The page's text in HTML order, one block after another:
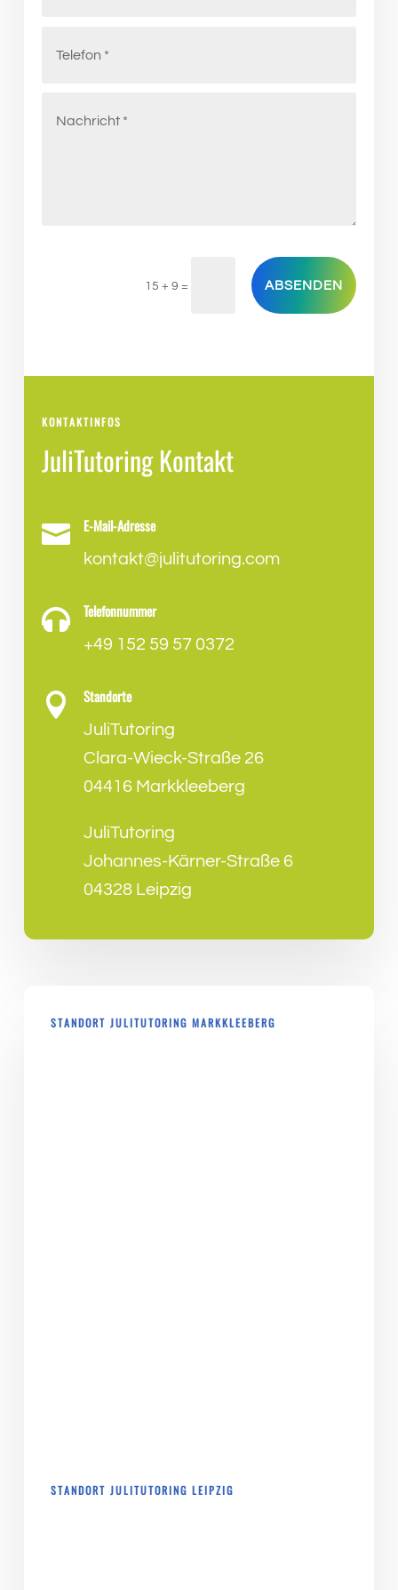
15 + 9 = ABSENDEN
KONTAKTINFOS
JuliTutoring Kontakt
 E-Mail-Adresse
kontakt@julitutoring.com
 Telefonnummer
+49 152 59 57 0372
 Standorte
JuliTutoring
Clara-Wieck-Straße 26
04416 Markkleeberg
JuliTutoring
Johannes-Kärner-Straße 6
04328 Leipzig
STANDORT JULITUTORING MARKKLEEBERG
STANDORT JULITUTORING LEIPZIG